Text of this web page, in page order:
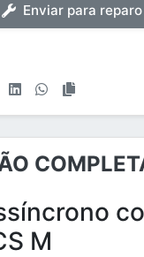
Enviar para reparo
M